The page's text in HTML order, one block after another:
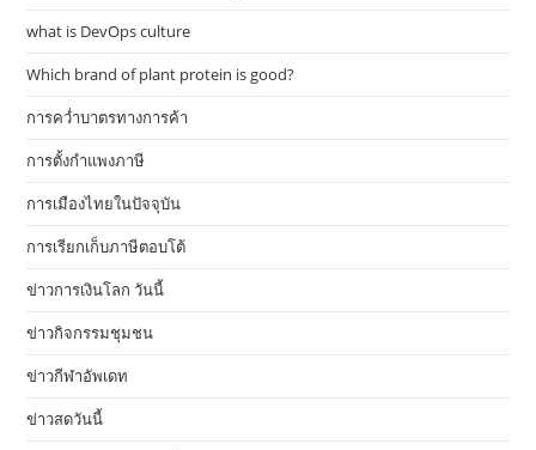
what is DevOps culture
Which brand of plant protein is good?
การคว่ำบาตรทางการค้า
การตั้งกำแพงภาษี
การเมืองไทยในปัจจุบัน
การเรียกเก็บภาษีตอบโต้
ข่าวการเงินโลก วันนี้
ข่าวกิจกรรมชุมชน
ข่าวกีฬาอัพเดท
ข่าวสดวันนี้